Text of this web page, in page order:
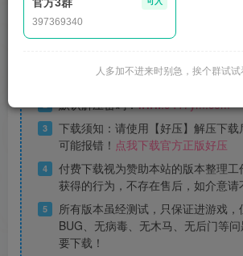
提
醒
视频教程教的是搭建流程，并非所
视频完全一样，还是要以文本教程
下载前请先仔细查看搭建前必读
默认解压密码：www.9417ym.com
3
下载须知：请使用【好压】解压下载
可能报错！ 点我下载官方正版好压
4
付费下载视为赞助本站的版本整理工
获得的行为，不存在售后，如介意请
5
所有版本虽经测试，只保证进游戏，
BUG、无病毒、无木马、无后门等
要下载！
397369340
人多加不进来时别急，挨个群试试